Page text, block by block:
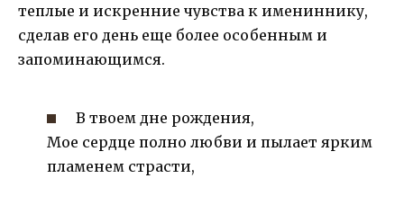
теплые и искренние чувства к имениннику,
сделав его день еще более особенным и
запоминающимся.
В твоем дне рождения,
Мое сердце полно любви и пылает ярким
пламенем страсти,